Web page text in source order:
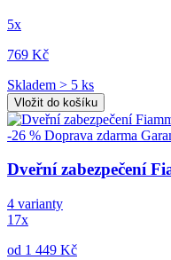
5x
769 Kč
Skladem > 5 ks
Vložit do košíku
-26 % Doprava zdarma
Dveřní zabezpečení
4 varianty
17x
od 1 449 Kč